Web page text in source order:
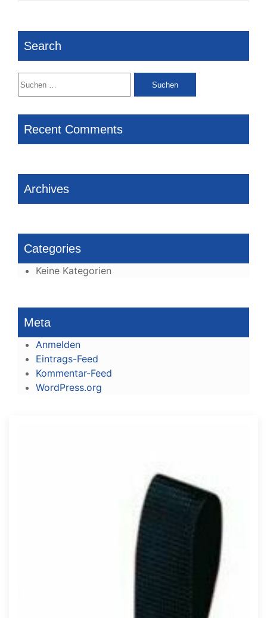
Search
Suchen
nach:
Recent Comments
Archives
Categories
Keine Kategorien
Meta
Anmelden
Eintrags-Feed
Kommentar-Feed
WordPress.org